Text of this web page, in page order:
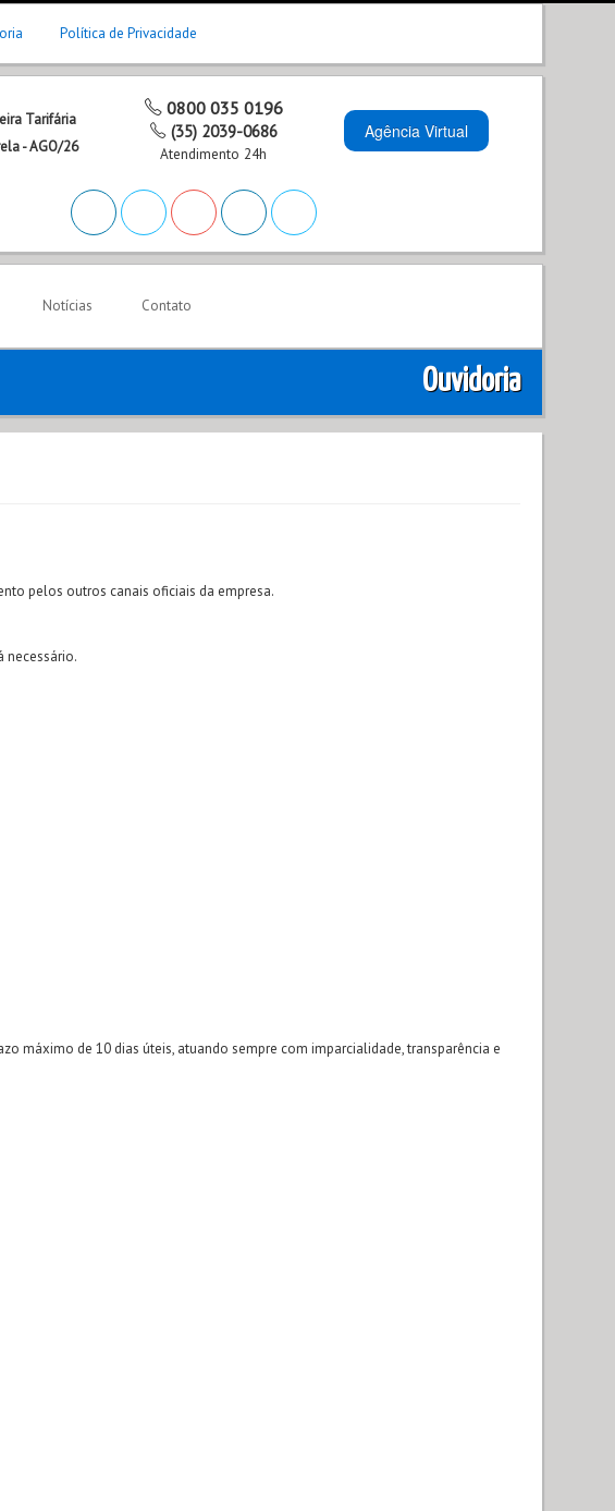
Política de Privacidade
Tarifária
- AGO/26
0800 035 0196
(35) 2039-0686
Atendimento 24h
Agência Virtual
Notícias Contato
Ouvidoria
pelos outros canais oficiais da empresa.
necessário.
máximo de 10 dias úteis, atuando sempre com imparcialidade, transparência e